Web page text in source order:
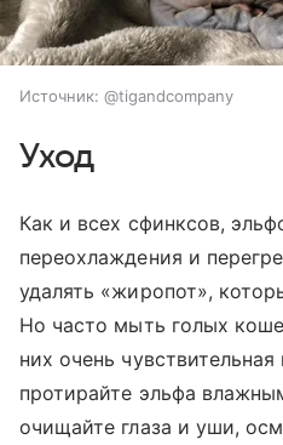
Источник: @tigandcompany
Уход
Как и всех сфинксов,
переохлаждения и
удалять «жиропот»,
Но часто мыть голых
них очень
протирайте эльфа
очищайте глаза и уши,